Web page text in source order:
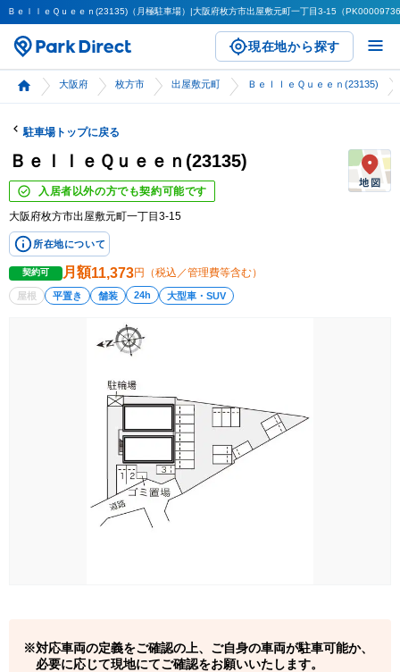
ＢｅｌｌｅＱｕｅｅｎ(23135)（月極駐車場）|大阪府枚方市出屋敷元町一丁目3-15（
現在地から探す
大阪府 枚方市 出屋敷元町 ＢｅｌｌｅＱｕｅｅｎ(23135)
駐車場トップに戻る
ＢｅｌｌｅＱｕｅｅｎ(23135)
入居者以外の方でも契約可能です
大阪府枚方市出屋敷元町一丁目3-15
所在地について
契約可 月額11,373円（税込／管理費等含む）
屋根 平置き 舗装 24h 大型車・SUV
対応車両の定義をご確認の上、ご自身の車両が駐車可能か、
必要に応じて現地にてご確認をお願いいたします。